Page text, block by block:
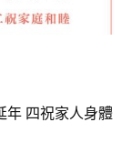
年 四祝家人身體